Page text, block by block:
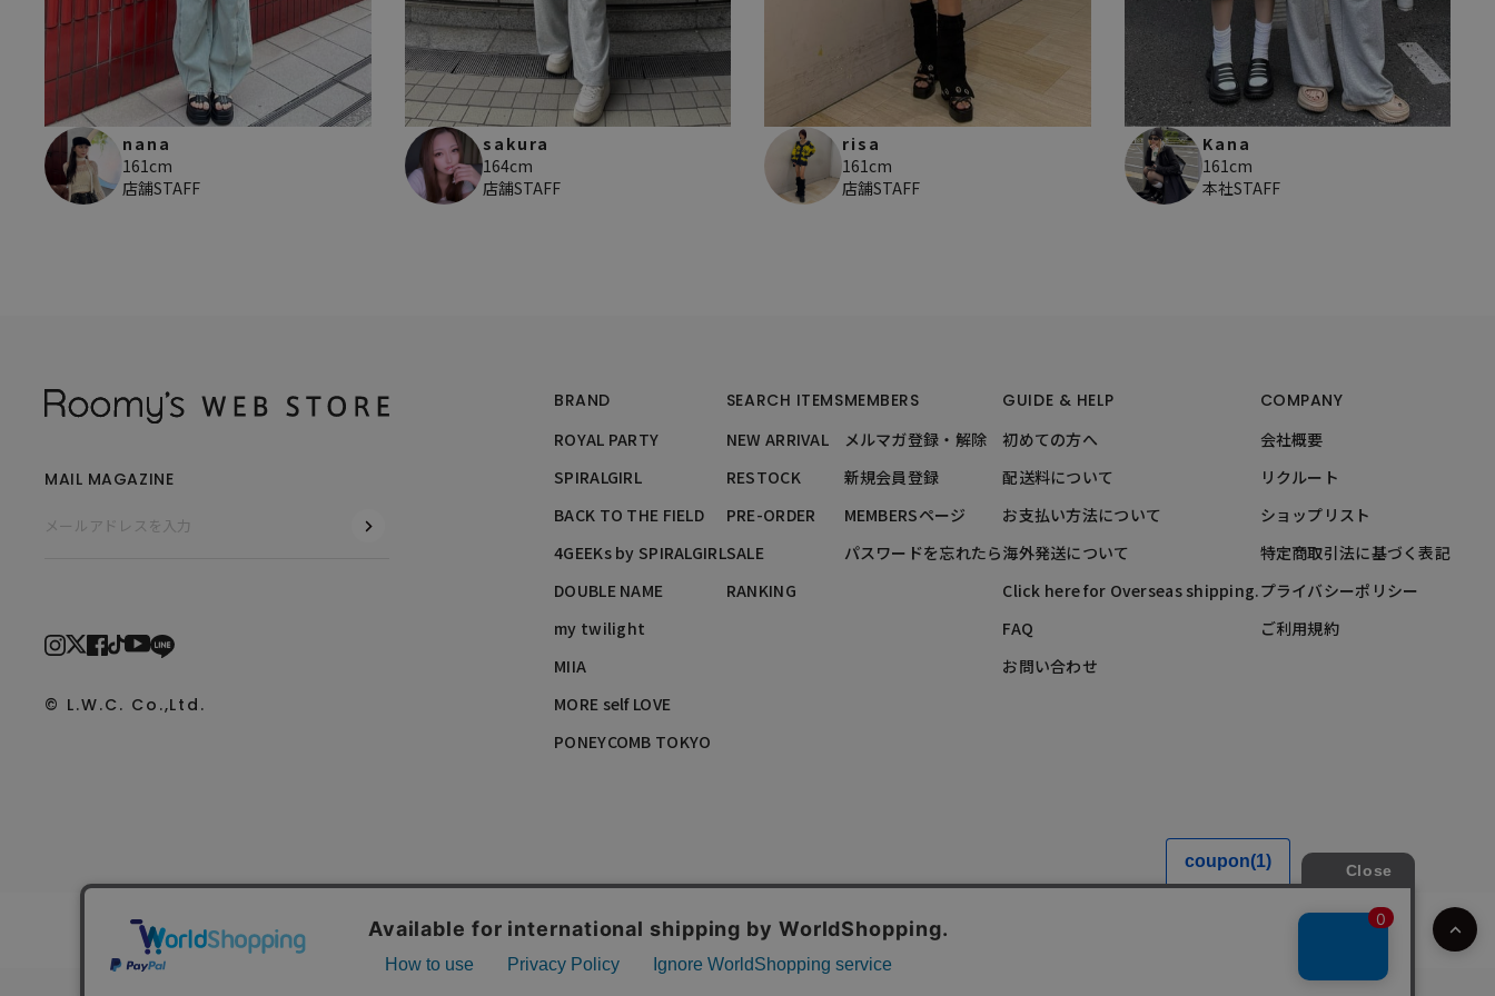
nana
161cm
店舗STAFF
sakura
164cm
店舗STAFF
risa
161cm
店舗STAFF
Kana
161cm
本社STAFF
BRAND
ROYAL PARTY
SPIRALGIRL
BACK TO THE FIELD
4GEEKs by SPIRALGIRL
DOUBLE NAME
my twilight
MIIA
MORE self LOVE
PONEYCOMB TOKYO
SEARCH ITEMS
NEW ARRIVAL
RESTOCK
PRE-ORDER
SALE
RANKING
MEMBERS
メルマガ登録・解除
新規会員登録
MEMBERSページ
パスワードを忘れたら
GUIDE & HELP
初めての方へ
配送料について
お支払い方法について
海外発送について
Click here for Overseas shipping.
FAQ
お問い合わせ
COMPANY
会社概要
リクルート
ショップリスト
特定商取引法に基づく表記
プライバシーポリシー
ご利用規約
MAIL MAGAZINE
© L.W.C. Co.,Ltd.